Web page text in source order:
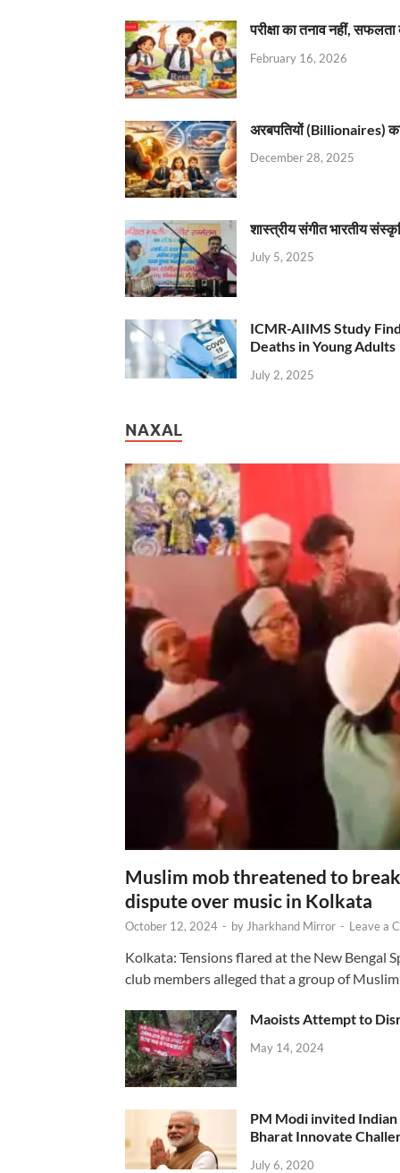
परीक्षा का तनाव नहीं,
February 16, 2026
अरबपतियों (Billionaires)
December 28, 2025
शास्त्रीय संगीत भारतीय
July 5, 2025
ICMR-AIIMS Study
Deaths in Young Adults
July 2, 2025
NAXAL
Muslim mob threatened to
dispute over music in Kolkata
October 12, 2024 - by Jharkhand Mirror - Leave a
Kolkata: Tensions flared at the New Bengal
club members alleged that a group of
Maoists Attempt to
May 14, 2024
PM Modi invited
Bharat Innovate
July 6, 2020